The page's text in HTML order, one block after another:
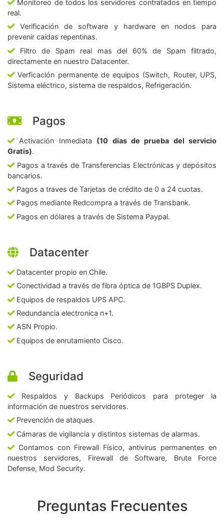
Monitoreo de todos los servidores contratados en tiempo
real.
Verificación de software y hardware en nodos para
prevenir caídas repentinas.
Filtro de Spam real mas del 60% de Spam filtrado,
directamente en nuestro Datacenter.
Verficación permanente de equipos (Switch, Router, UPS,
Sistema eléctrico, sistema de respaldos, Refrigeración.
Pagos
Activación Inmediata (10 días de prueba del servicio
Gratis).
Pagos a través de Transferencias Electrónicas y depósitos
bancarios.
Pagos a traves de Tarjetas de crédito de 0 a 24 cuotas.
Pagos mediante Redcompra a través de Transbank.
Pagos en dólares a través de Sistema Paypal.
Datacenter
Datacenter propio en Chile.
Conectividad a través de fibra óptica de 1GBPS Duplex.
Equipos de respaldos UPS APC.
Redundancia electronica n+1.
ASN Propio.
Equipos de enrutamiento Cisco.
Seguridad
Respaldos y Backups Periódicos para proteger la
información de nuestros servidores.
Prevención de ataques.
Cámaras de vigilancia y distintos sistemas de alarmas.
Contamos con Firewall Físico, antivirus permanentes en
nuestros servidores, Firewall de Software, Brute Force
Defense, Mod Security.
Preguntas Frecuentes